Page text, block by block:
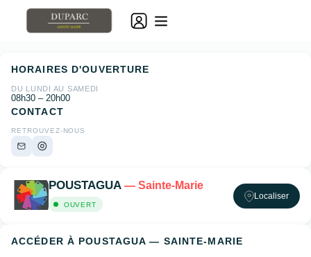
POUSTAGUA — Sainte-Marie
OUVERT
Localiser
ACCÉDER À POUSTAGUA — SAINTE-MARIE
HORAIRES D'OUVERTURE
DU LUNDI AU SAMEDI
08h30 – 20h00
CONTACT
RETROUVEZ-NOUS